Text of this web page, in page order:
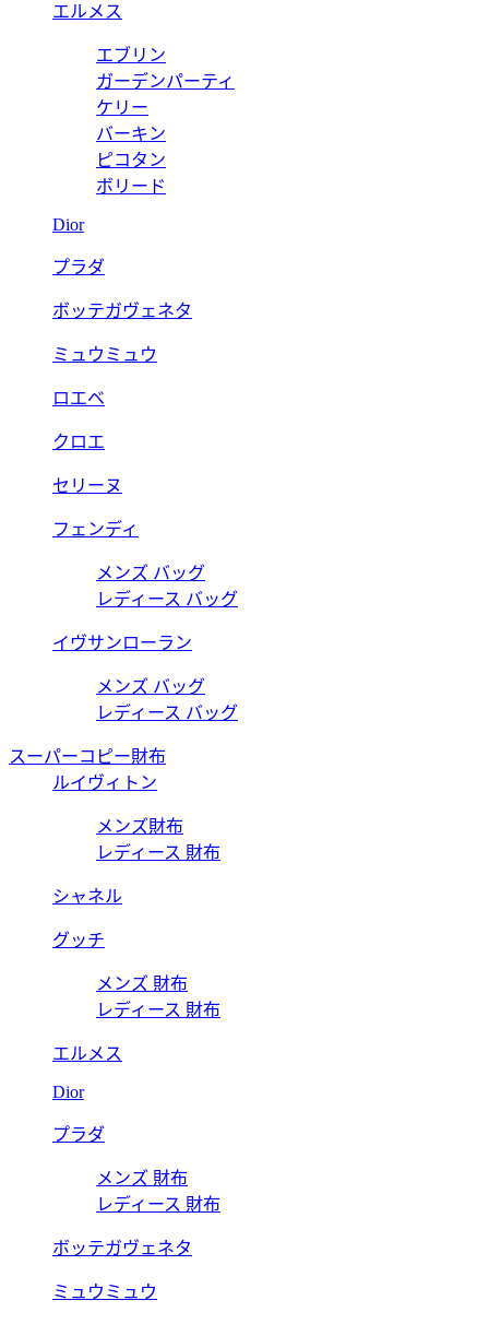
エルメス
エブリン
ガーデンパーティ
ケリー
バーキン
ピコタン
ボリード
Dior
プラダ
ボッテガヴェネタ
ミュウミュウ
ロエベ
クロエ
セリーヌ
フェンディ
メンズ バッグ
レディース バッグ
イヴサンローラン
メンズ バッグ
レディース バッグ
スーパーコピー財布
ルイヴィトン
メンズ財布
レディース 財布
シャネル
グッチ
メンズ 財布
レディース 財布
エルメス
Dior
プラダ
メンズ 財布
レディース 財布
ボッテガヴェネタ
ミュウミュウ